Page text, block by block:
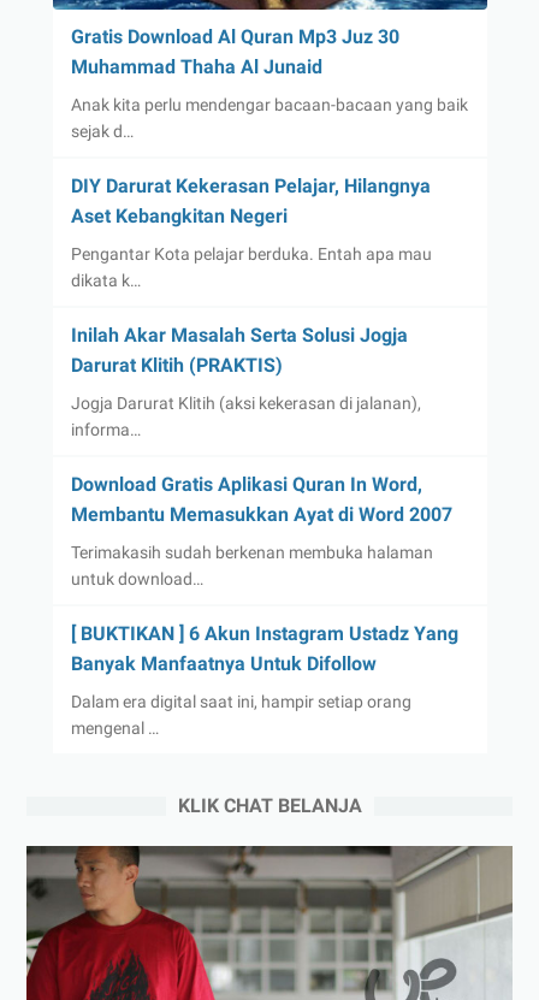
Gratis Download Al Quran Mp3 Juz 30
Muhammad Thaha Al Junaid
Anak kita perlu mendengar bacaan-bacaan yang baik
sejak d…
DIY Darurat Kekerasan Pelajar, Hilangnya
Aset Kebangkitan Negeri
Pengantar Kota pelajar berduka. Entah apa mau
dikata k…
Inilah Akar Masalah Serta Solusi Jogja
Darurat Klitih (PRAKTIS)
Jogja Darurat Klitih (aksi kekerasan di jalanan),
informa…
Download Gratis Aplikasi Quran In Word,
Membantu Memasukkan Ayat di Word 2007
Terimakasih sudah berkenan membuka halaman
untuk download…
[ BUKTIKAN ] 6 Akun Instagram Ustadz Yang
Banyak Manfaatnya Untuk Difollow
Dalam era digital saat ini, hampir setiap orang
mengenal …
KLIK CHAT BELANJA